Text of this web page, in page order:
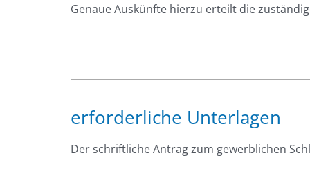
Genaue Auskünfte hierzu erteilt die
erforderliche Unterlagen
Der schriftliche Antrag zum gewerblichen